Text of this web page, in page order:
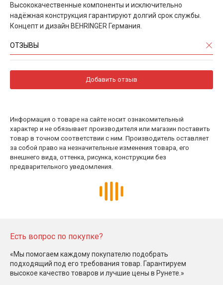
Высококачественные компоненты и исключительно
надёжная конструкция гарантируют долгий срок службы.
Концепт и дизайн BEHRINGER Германия.
ОТЗЫВЫ
Добавить отзыв
Информация о товаре на сайте носит ознакомительный
характер и не обязывает производителя или магазин поставить
товар в точном соответствии с ним. Производитель оставляет
за собой право на незначительные изменения товара, его
внешнего вида, оттенка, рисунка, конструкции без
предварительного уведомления.
Есть вопрос по покупке?
«Мы помогаем каждому покупателю подобрать
подходящий под его требования товар. Гарантируем
высокое качество товаров и лучшие цены в Рунете.»